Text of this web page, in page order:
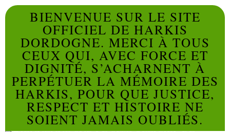
BIENVENUE SUR LE SITE
OFFICIEL DE HARKIS
DORDOGNE. MERCI À TOUS
CEUX QUI, AVEC FORCE ET
DIGNITÉ, S’ACHARNENT À
PERPÉTUER LA MÉMOIRE DES
HARKIS, POUR QUE JUSTICE,
RESPECT ET HISTOIRE NE
SOIENT JAMAIS OUBLIÉS.